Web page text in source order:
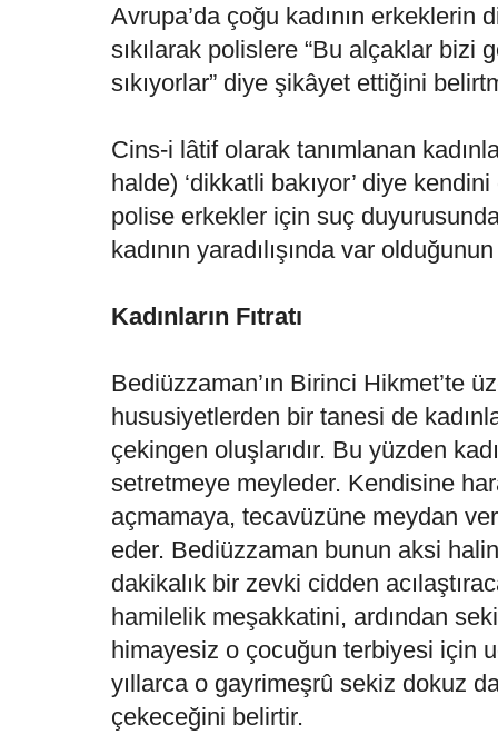
Avrupa’da çoğu kadının erkeklerin
sıkılarak polislere “Bu alçaklar bizi
sıkıyorlar” diye şikâyet ettiğini
Cins-i lâtif olarak tanımlanan
halde) ‘dikkatli bakıyor’ diye
polise erkekler için suç
kadının yaradılışında var
Kadınların Fıtratı
Bediüzzaman’ın Birinci Hikmet’te
hususiyetlerden bir tanesi de
çekingen oluşlarıdır. Bu yüzden
setretmeye meyleder. Kendisine
açmamaya, tecavüzüne meydan
eder. Bediüzzaman bunun aksi
dakikalık bir zevki cidden
hamilelik meşakkatini, ardından
himayesiz o çocuğun terbiyesi için
yıllarca o gayrimeşrû sekiz dokuz
çekeceğini belirtir.